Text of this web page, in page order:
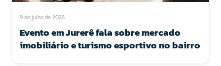
9 de julho de 2026
Evento em Jurerê fala sobre mercado
imobiliário e turismo esportivo no bairro